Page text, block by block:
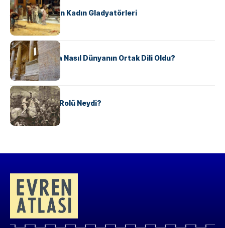
Antik Roma’nın Kadın Gladyatörleri
KÜLTÜR
Antik Yunanca Nasıl Dünyanın Ortak Dili Oldu?
KÜLTÜR
Valdensler’in Rolü Neydi?